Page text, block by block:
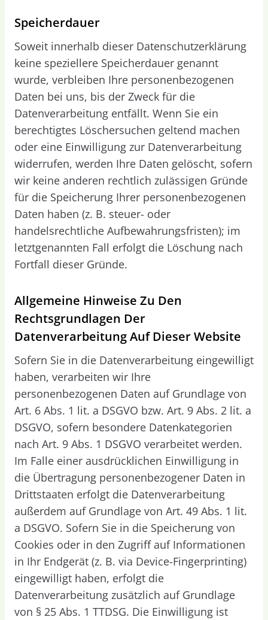
Speicherdauer
Soweit innerhalb dieser Datenschutzerklärung
keine speziellere Speicherdauer genannt
wurde, verbleiben Ihre personenbezogenen
Daten bei uns, bis der Zweck für die
Datenverarbeitung entfällt. Wenn Sie ein
berechtigtes Löschersuchen geltend machen
oder eine Einwilligung zur Datenverarbeitung
widerrufen, werden Ihre Daten gelöscht, sofern
wir keine anderen rechtlich zulässigen Gründe
für die Speicherung Ihrer personenbezogenen
Daten haben (z. B. steuer- oder
handelsrechtliche Aufbewahrungsfristen); im
letztgenannten Fall erfolgt die Löschung nach
Fortfall dieser Gründe.
Allgemeine Hinweise Zu Den
Rechtsgrundlagen Der
Datenverarbeitung Auf Dieser Website
Sofern Sie in die Datenverarbeitung eingewilligt
haben, verarbeiten wir Ihre
personenbezogenen Daten auf Grundlage von
Art. 6 Abs. 1 lit. a DSGVO bzw. Art. 9 Abs. 2 lit. a
DSGVO, sofern besondere Datenkategorien
nach Art. 9 Abs. 1 DSGVO verarbeitet werden.
Im Falle einer ausdrücklichen Einwilligung in
die Übertragung personenbezogener Daten in
Drittstaaten erfolgt die Datenverarbeitung
außerdem auf Grundlage von Art. 49 Abs. 1 lit.
a DSGVO. Sofern Sie in die Speicherung von
Cookies oder in den Zugriff auf Informationen
in Ihr Endgerät (z. B. via Device-Fingerprinting)
eingewilligt haben, erfolgt die
Datenverarbeitung zusätzlich auf Grundlage
von § 25 Abs. 1 TTDSG. Die Einwilligung ist